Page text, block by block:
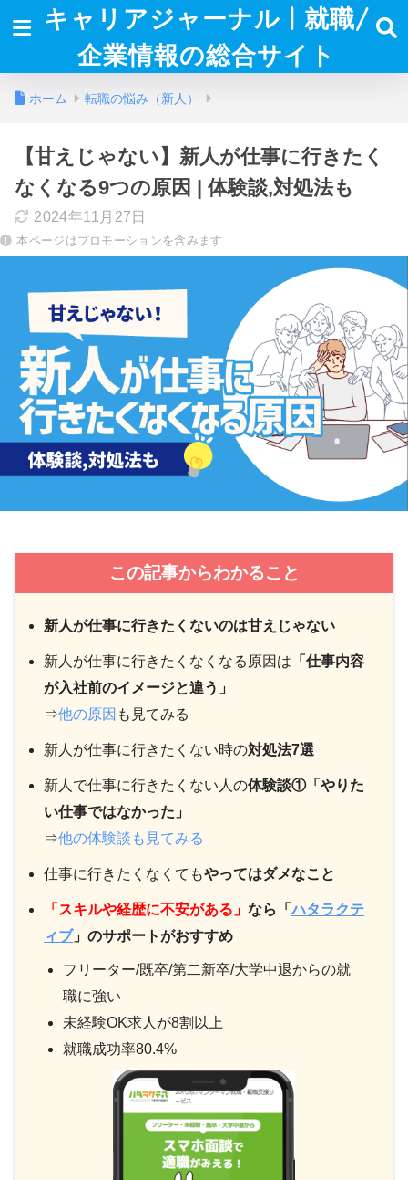
キャリアジャーナル | 就職/
企業情報の総合サイト
ホーム 転職の悩み（新人）
【甘えじゃない】新人が仕事に行きたく
なくなる9つの原因 | 体験談,対処法も
2024年11月27日
本ページはプロモーションを含みます
この記事からわかること
新人が仕事に行きたくないのは甘えじゃない
新人が仕事に行きたくなくなる原因は 「仕事内容
が入社前のイメージと違う」
⇒他の原因 も見てみる
新人が仕事に行きたくない時の対処法7選
新人で仕事に行きたくない人の体験談①「やりた
い仕事ではなかった」
⇒他の体験談も見てみる
仕事に行きたくなくてもやってはダメなこと
「スキルや経歴に不安がある」 なら「ハタラクテ
ィブ」のサポートがおすすめ
フリーター/既卒/第二新卒/大学中退からの就
職に強い
未経験OK求人が8割以上
就職成功率80.4%